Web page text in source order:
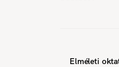
Elméleti